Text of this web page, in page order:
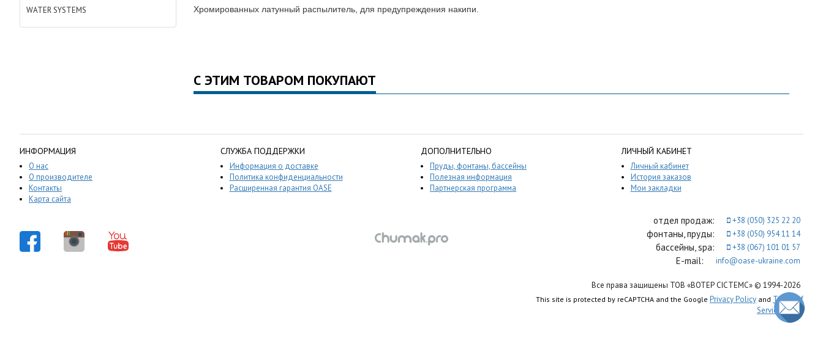
WATER SYSTEMS
Хромированных латунный распылитель, для предупреждения накипи.
С ЭТИМ ТОВАРОМ ПОКУПАЮТ
ИНФОРМАЦИЯ
О нас
О производителе
Контакты
Карта сайта
СЛУЖБА ПОДДЕРЖКИ
Информация о доставке
Политика конфиденциальности
Расширенная гарантия OASE
ДОПОЛНИТЕЛЬНО
Пруды, фонтаны, бассейны
Полезная информация
Партнерская программа
ЛИЧНЫЙ КАБИНЕТ
Личный кабинет
История заказов
Мои закладки
отдел продаж: +38 (050) 325 22 20
фонтаны, пруды: +38 (050) 954 11 14
бассейны, spa: +38 (067) 101 01 57
E-mail: info@oase-ukraine.com
Все права защищены ТОВ «ВОТЕР СІСТЕМС» © 1994-2026
This site is protected by reCAPTCHA and the Google Privacy Policy and Terms of
Serviceapply.